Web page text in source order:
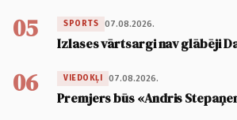
05 SPORTS 07.08.2026.
Izlases vārtsargi nav glābēji
06 VIEDOKĻI 07.08.2026.
Premjers būs «Andris